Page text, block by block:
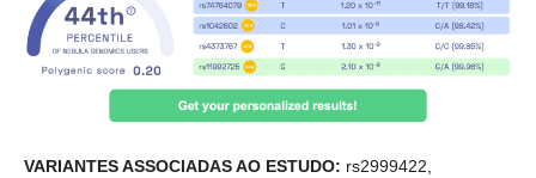
VARIANTES ASSOCIADAS AO ESTUDO: rs2999422,